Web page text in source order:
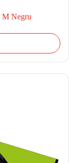
M Negru